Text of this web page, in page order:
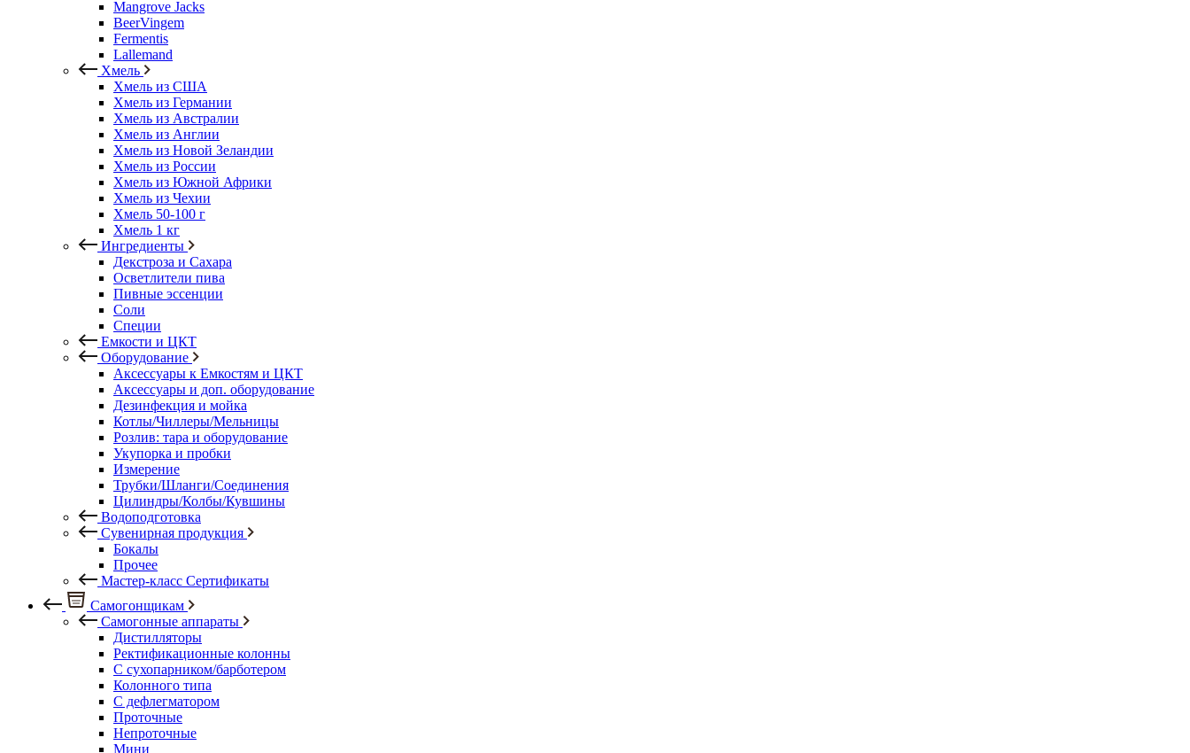
Mangrove Jacks
BeerVingem
Fermentis
Lallemand
Хмель
Хмель из США
Хмель из Германии
Хмель из Австралии
Хмель из Англии
Хмель из Новой Зеландии
Хмель из России
Хмель из Южной Африки
Хмель из Чехии
Хмель 50-100 г
Хмель 1 кг
Ингредиенты
Декстроза и Сахара
Осветлители пива
Пивные эссенции
Соли
Специи
Емкости и ЦКТ
Оборудование
Аксессуары к Емкостям и ЦКТ
Аксессуары и доп. оборудование
Дезинфекция и мойка
Котлы/Чиллеры/Мельницы
Розлив: тара и оборудование
Укупорка и пробки
Измерение
Трубки/Шланги/Соединения
Цилиндры/Колбы/Кувшины
Водоподготовка
Сувенирная продукция
Бокалы
Прочее
Мастер-класс Сертификаты
Самогонщикам
Самогонные аппараты
Дистилляторы
Ректификационные колонны
С сухопарником/барботером
Колонного типа
С дефлегматором
Проточные
Непроточные
Мини